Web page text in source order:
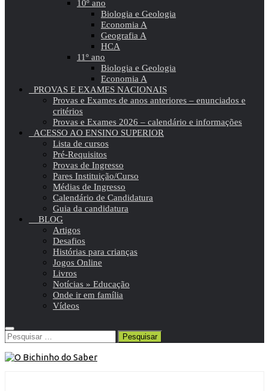
10º ano
Biologia e Geologia
Economia A
Geografia A
HCA
11º ano
Biologia e Geologia
Economia A
PROVAS E EXAMES NACIONAIS
Provas e Exames de anos anteriores – enunciados e
critérios
Provas e Exames 2026 – calendário e informações
ACESSO AO ENSINO SUPERIOR
Lista de cursos
Pré-Requisitos
Provas de Ingresso
Pares Instituição/Curso
Médias de Ingresso
Calendário de Candidatura
Guia da candidatura
BLOG
Artigos
Desafios
Histórias para crianças
Jogos Online
Livros
Notícias » Educação
Onde ir em família
Vídeos
Pesquisar
por: